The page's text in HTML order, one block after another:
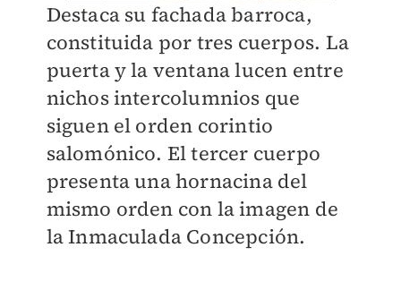
Destaca su fachada barroca,
constituida por tres cuerpos. La
puerta y la ventana lucen entre
nichos intercolumnios que
siguen el orden corintio
salomónico. El tercer cuerpo
presenta una hornacina del
mismo orden con la imagen de
la Inmaculada Concepción.